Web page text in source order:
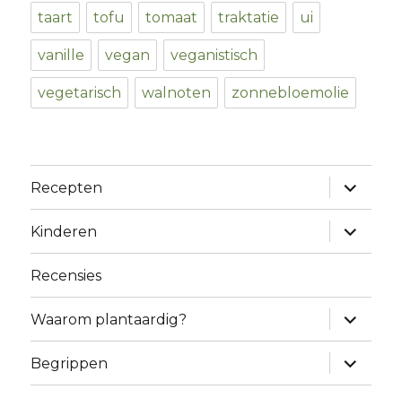
taart tofu tomaat traktatie ui
vanille vegan veganistisch
vegetarisch walnoten zonnebloemolie
Recepten
expand
child
menu
Kinderen
expand
child
menu
Recensies
Waarom plantaardig?
expand
child
menu
Begrippen
expand
child
menu